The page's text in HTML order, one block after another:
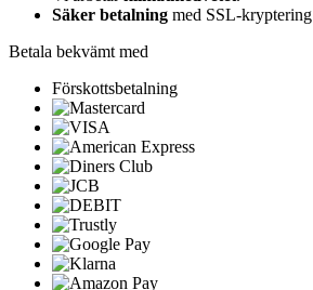
Säker betalning med SSL-kryptering
Betala bekvämt med
Förskottsbetalning